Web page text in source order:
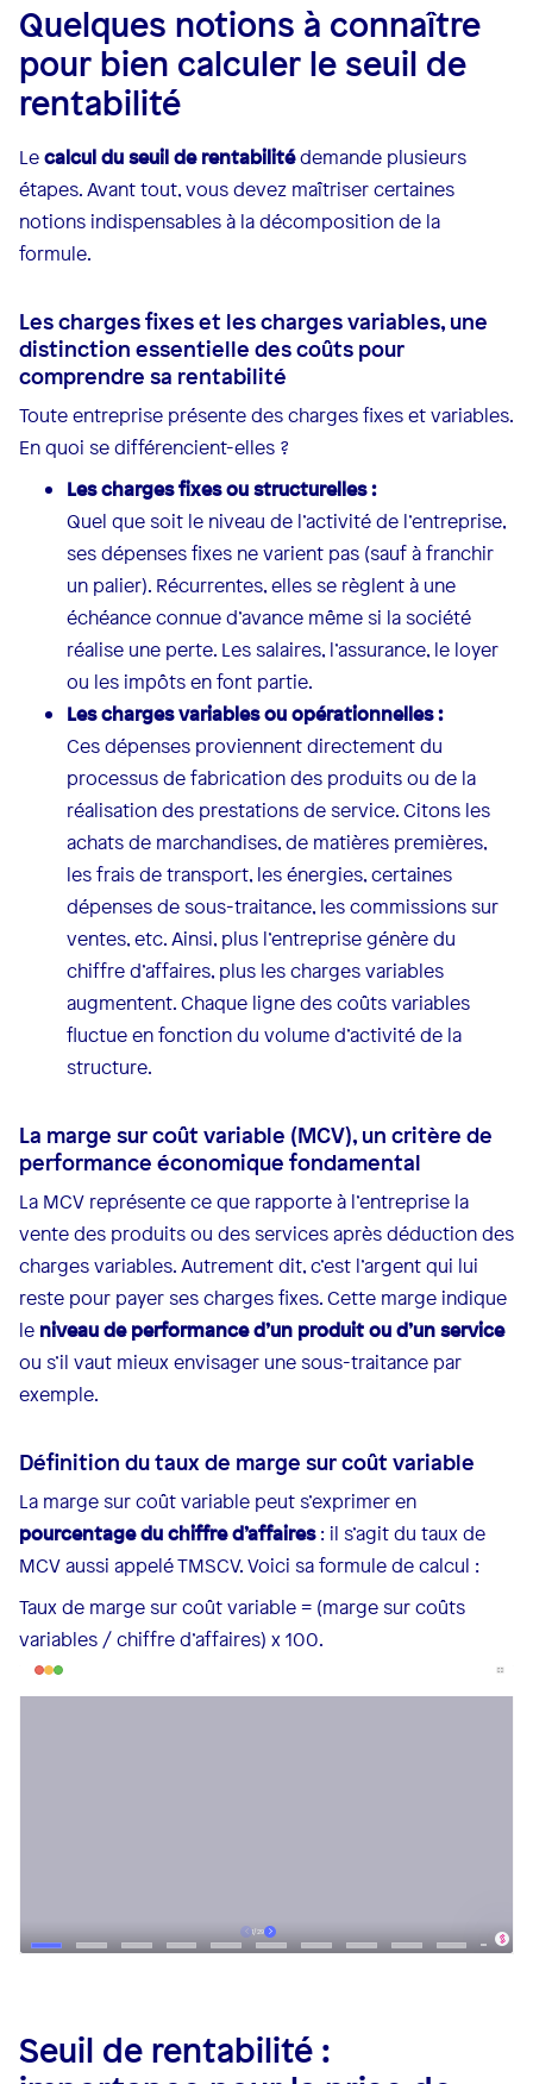
Quelques notions à connaître
pour bien calculer le seuil de
rentabilité
Lecalcul du seuil de rentabilitédemande plusieurs
étapes. Avant tout, vous devez maîtriser certaines
notions indispensables à la décomposition de la
formule.
Les charges fixes et les charges variables, une
distinction essentielle des coûts pour
comprendre sa rentabilité
Toute entreprise présente des charges fixes et variables.
En quoi se différencient-elles ?
Les charges fixes ou structurelles :
Quel que soit le niveau de l’activité de l’entreprise,
ses dépenses fixes ne varient pas (sauf à franchir
un palier). Récurrentes, elles se règlent à une
échéance connue d’avance même si la société
réalise une perte. Les salaires, l’assurance, le loyer
ou les impôts en font partie.
Les charges variables ou opérationnelles :
Ces dépenses proviennent directement du
processus de fabrication des produits ou de la
réalisation des prestations de service. Citons les
achats de marchandises, de matières premières,
les frais de transport, les énergies, certaines
dépenses de sous-traitance, les commissions sur
ventes, etc. Ainsi, plus l’entreprise génère du
chiffre d’affaires, plus les charges variables
augmentent. Chaque ligne des coûts variables
fluctue en fonction du volume d’activité de la
structure.
La marge sur coût variable (MCV), un critère de
performance économique fondamental
La MCV représente ce que rapporte à l’entreprise la
vente des produits ou des services après déduction des
charges variables. Autrement dit, c’est l’argent qui lui
reste pour payer ses charges fixes. Cette marge indique
le niveau de performance d’un produit ou d’un service
ou s’il vaut mieux envisager une sous-traitance par
exemple.
Définition du taux de marge sur coût variable
La marge sur coût variable peut s’exprimer en
pourcentage du chiffre d’affaires: il s’agit du taux de
MCV aussi appelé TMSCV. Voici sa formule de calcul :
Taux de marge sur coût variable = (marge sur coûts
variables / chiffre d’affaires) x 100.
Seuil de rentabilité :